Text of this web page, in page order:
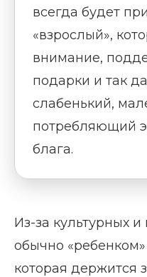
всегда будет
«взрослый»,
внимание,
подарки и так
слабенький,
потребляющий
блага.
Из-за культурных
обычно
которая держится